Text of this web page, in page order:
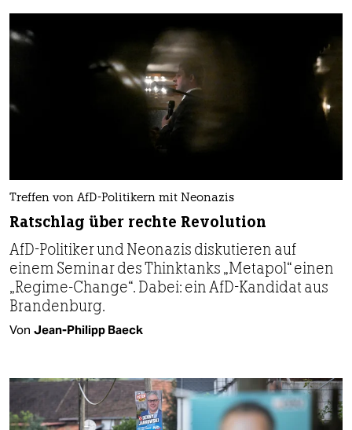
Treffen von AfD-Politikern mit Neonazis
Ratschlag über rechte Revolution
AfD-Politiker und Neonazis diskutieren auf
einem Seminar des Thinktanks „Metapol“ einen
„Regime-Change“. Dabei: ein AfD-Kandidat aus
Brandenburg.
Von Jean-Philipp Baeck